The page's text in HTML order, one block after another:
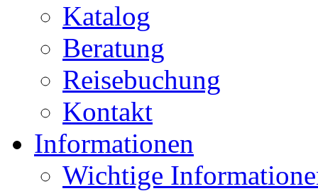
Katalog
Beratung
Reisebuchung
Kontakt
Informationen
Wichtige